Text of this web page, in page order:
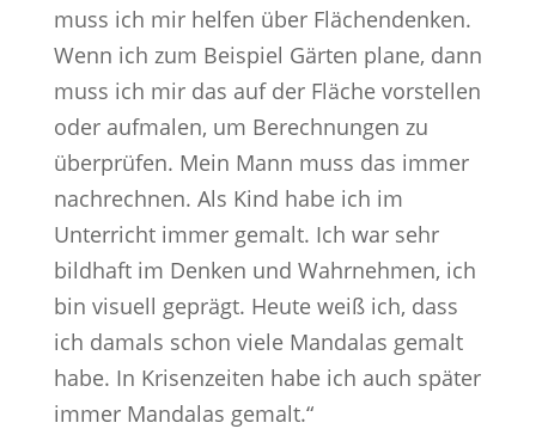
muss ich mir helfen über Flächendenken.
Wenn ich zum Beispiel Gärten plane, dann
muss ich mir das auf der Fläche vorstellen
oder aufmalen, um Berechnungen zu
überprüfen. Mein Mann muss das immer
nachrechnen. Als Kind habe ich im
Unterricht immer gemalt. Ich war sehr
bildhaft im Denken und Wahrnehmen, ich
bin visuell geprägt. Heute weiß ich, dass
ich damals schon viele Mandalas gemalt
habe. In Krisenzeiten habe ich auch später
immer Mandalas gemalt.“